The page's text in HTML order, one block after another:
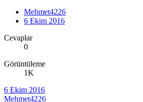
Mehmet4226
6 Ekim 2016
Cevaplar
0
Görüntüleme
1K
6 Ekim 2016
Mehmet4226